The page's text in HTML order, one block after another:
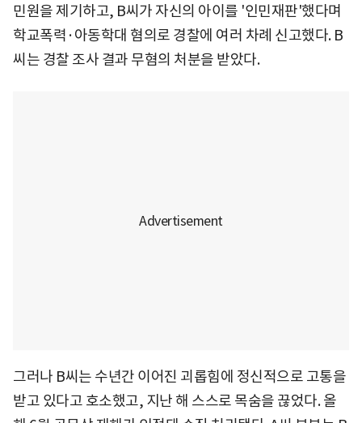
민원을 제기하고, B씨가 자신의 아이를 '인민재판'했다며
학교폭력·아동학대 혐의로 경찰에 여러 차례 신고했다. B
씨는 경찰 조사 결과 무혐의 처분을 받았다.
그러나 B씨는 수년간 이어진 괴롭힘에 정신적으로 고통을
받고 있다고 호소했고, 지난 해 스스로 목숨을 끊었다. 올